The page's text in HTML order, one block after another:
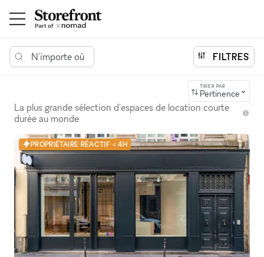
N'importe où FILTRES
TRIER PAR
Pertinence
La plus grande sélection d'espaces de location courte
durée au monde
PROPRIÉTAIRE RÉACTIF < 4H